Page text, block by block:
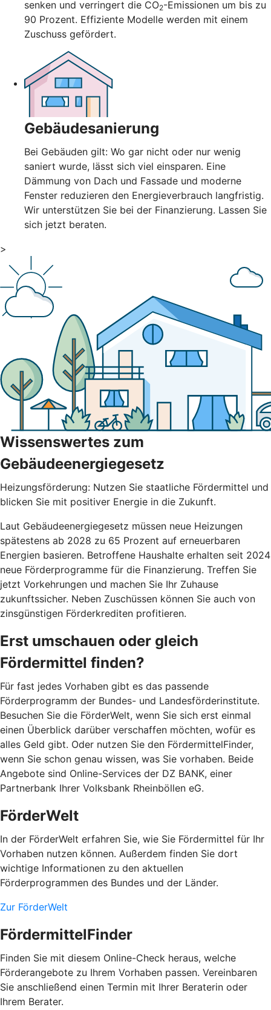
senken und verringert die CO2-Emissionen um bis zu
90 Prozent. Effiziente Modelle werden mit einem
Zuschuss gefördert.
Gebäudesanierung
Bei Gebäuden gilt: Wo gar nicht oder nur wenig
saniert wurde, lässt sich viel einsparen. Eine
Dämmung von Dach und Fassade und moderne
Fenster reduzieren den Energieverbrauch langfristig.
Wir unterstützen Sie bei der Finanzierung. Lassen Sie
sich jetzt beraten.
>
Wissenswertes zum
Gebäudeenergiegesetz
Heizungsförderung: Nutzen Sie staatliche Fördermittel und
blicken Sie mit positiver Energie in die Zukunft.
Laut Gebäudeenergiegesetz müssen neue Heizungen
spätestens ab 2028 zu 65 Prozent auf erneuerbaren
Energien basieren. Betroffene Haushalte erhalten seit 2024
neue Förderprogramme für die Finanzierung. Treffen Sie
jetzt Vorkehrungen und machen Sie Ihr Zuhause
zukunftssicher. Neben Zuschüssen können Sie auch von
zinsgünstigen Förderkrediten profitieren.
Erst umschauen oder gleich
Fördermittel finden?
Für fast jedes Vorhaben gibt es das passende
Förderprogramm der Bundes- und Landesförderinstitute.
Besuchen Sie die FörderWelt, wenn Sie sich erst einmal
einen Überblick darüber verschaffen möchten, wofür es
alles Geld gibt. Oder nutzen Sie den FördermittelFinder,
wenn Sie schon genau wissen, was Sie vorhaben. Beide
Angebote sind Online-Services der DZ BANK, einer
Partnerbank Ihrer Volksbank Rheinböllen eG.
FörderWelt
In der FörderWelt erfahren Sie, wie Sie Fördermittel für Ihr
Vorhaben nutzen können. Außerdem finden Sie dort
wichtige Informationen zu den aktuellen
Förderprogrammen des Bundes und der Länder.
Zur FörderWelt
FördermittelFinder
Finden Sie mit diesem Online-Check heraus, welche
Förderangebote zu Ihrem Vorhaben passen. Vereinbaren
Sie anschließend einen Termin mit Ihrer Beraterin oder
Ihrem Berater.